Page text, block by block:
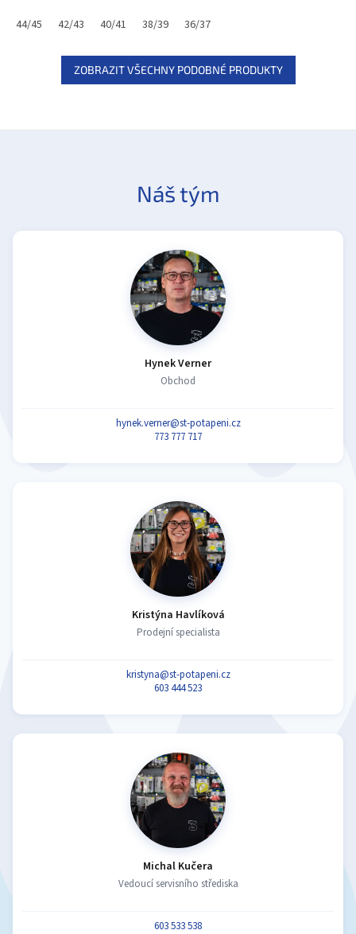
44/45
42/43 40/41 38/39 36/37
ZOBRAZIT VŠECHNY PODOBNÉ PRODUKTY
Náš tým
Hynek Verner
Obchod
hynek.verner@st-potapeni.cz
773 777 717
Kristýna Havlíková
Prodejní specialista
kristyna@st-potapeni.cz
603 444 523
Michal Kučera
Vedoucí servisního střediska
603 533 538